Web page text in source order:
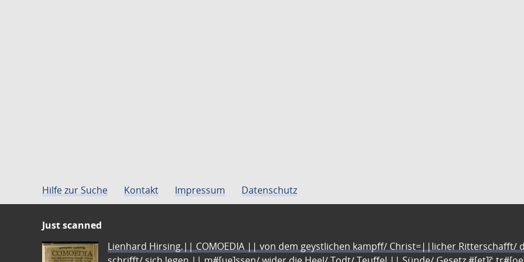
Hilfe zur Suche Kontakt Impressum Datenschutz
Just scanned
Lienhard Hirsing.|| COMOEDIA || von dem geystlichen kampff/ Christ=||licher Ritterschafft/